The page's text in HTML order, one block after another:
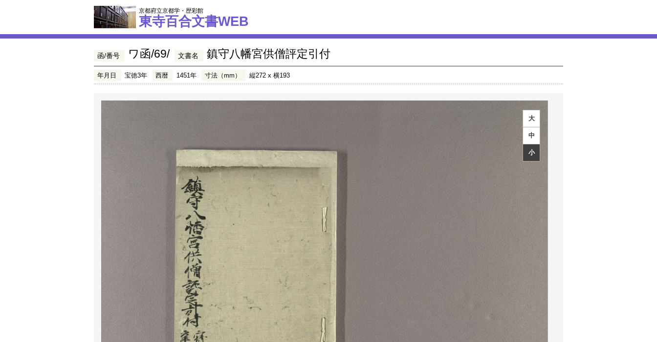
京都府立京都学・歴彩館
東寺百合文書WEB
函/番号 ワ函/69/ 文書名 鎮守八幡宮供僧評定引付
年月日 宝徳3年 西暦 1451年 寸法（mm） 縦272 x 横193
大
中
小